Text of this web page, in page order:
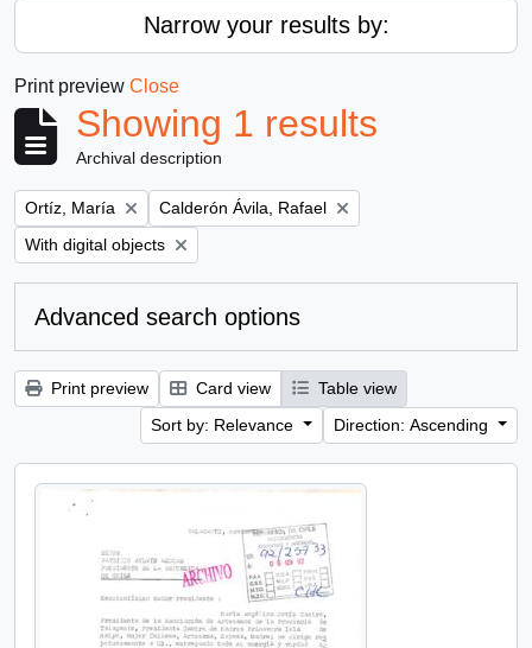
Narrow your results by:
Print preview Close
Showing 1 results
Archival description
Remove filter:
Ortíz, María Remove filter:
Calderón Ávila, Rafael
Remove filter:
With digital objects
Advanced search options
Print preview Card view
Table view
Sort by: Relevance
Direction: Ascending